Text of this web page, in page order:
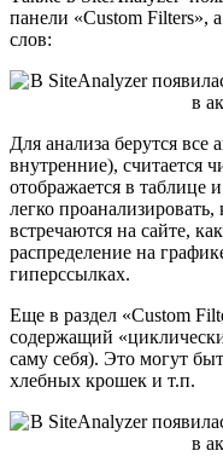
панели «Custom Filters»,
слов:
Для анализа берутся
внутренние), считается
отображается в таблице
легко
встречаются на сайте,
распределение на
гиперссылках.
Еще в раздел «Custom
содержащий
саму себя). Это могут
хлебных крошек и т.п.